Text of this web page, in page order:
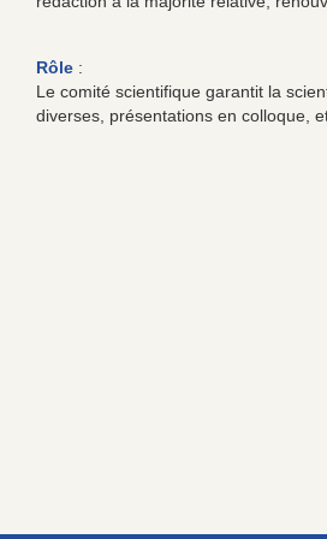
Rôle :
Le comité scientifique garantit la
diverses, présentations en colloque,